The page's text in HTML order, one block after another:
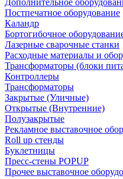
Постпечатное оборудование
Каландр
Бортогибочное
Лазерные сварочные станки
Расходные материалы и
Трансформаторы (блоки
Контроллеры
Трансформаторы
Закрытые (Уличные)
Открытые (Внутренние)
Полузакрытые
Рекламное выставочное
Roll up стенды
Буклетницы
Пресс-стены POPUP
Прочее выставочное